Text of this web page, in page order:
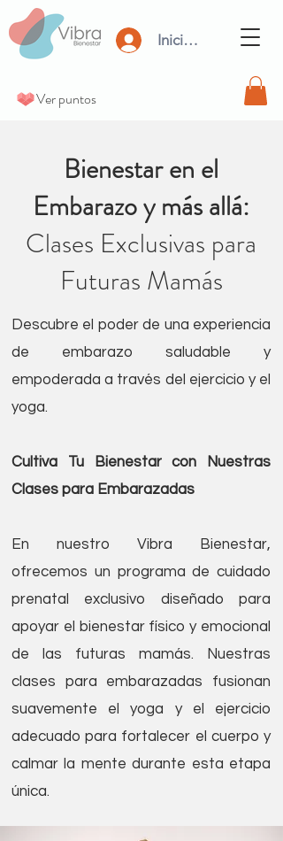
Iniciar Sesión
Ver puntos
Bienestar en el
Embarazo y más allá:
Clases Exclusivas para
Futuras Mamás
Descubre el poder de una experiencia
de embarazo saludable y
empoderada a través del ejercicio y el
yoga.
Cultiva Tu Bienestar con Nuestras
Clases para Embarazadas
En nuestro Vibra Bienestar,
ofrecemos un programa de cuidado
prenatal exclusivo diseñado para
apoyar el bienestar físico y emocional
de las futuras mamás. Nuestras
clases para embarazadas fusionan
suavemente el yoga y el ejercicio
adecuado para fortalecer el cuerpo y
calmar la mente durante esta etapa
única.